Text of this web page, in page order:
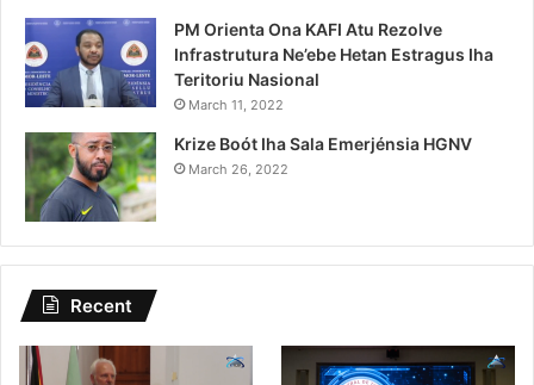
PM Orienta Ona KAFI Atu Rezolve
Infrastrutura Ne’ebe Hetan Estragus Iha
Teritoriu Nasional
March 11, 2022
Krize Boót Iha Sala Emerjénsia HGNV
March 26, 2022
Recent